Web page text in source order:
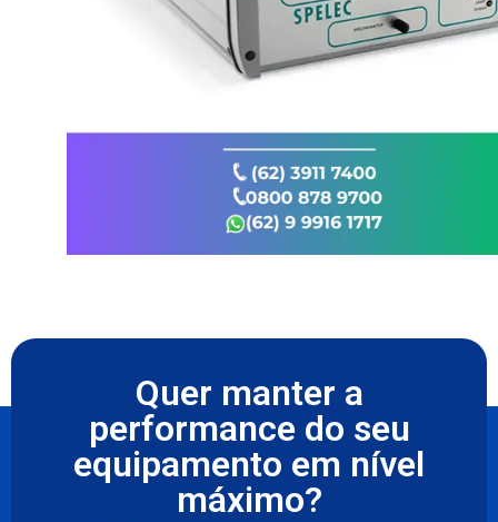
Quer manter a
performance do seu
equipamento em nível
máximo?